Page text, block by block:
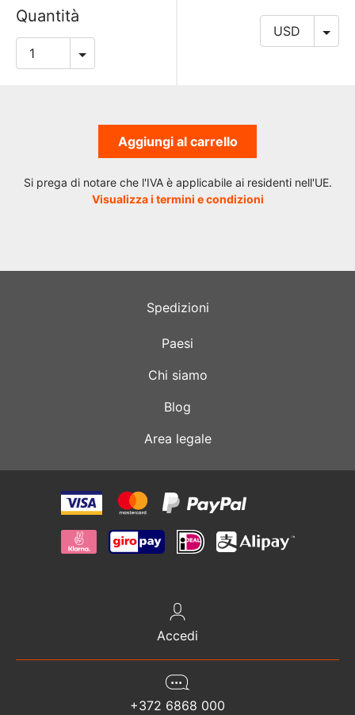
Quantità
Aggiungi al carrello
Si prega di notare che l'IVA è applicabile ai residenti nell'UE.
Visualizza i termini e condizioni
Spedizioni
Paesi
Chi siamo
Blog
Area legale
Accedi
+372 6868 000